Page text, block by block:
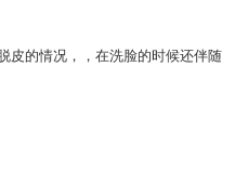
皮的情况，，在洗脸的时候还伴随